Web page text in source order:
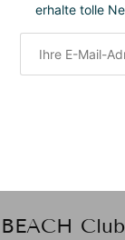
BEACH Club
erhalte tolle